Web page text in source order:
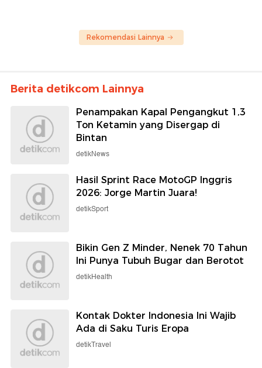
Rekomendasi Lainnya
Berita detikcom Lainnya
Penampakan Kapal Pengangkut 1,3
Ton Ketamin yang Disergap di
Bintan
detikNews
Hasil Sprint Race MotoGP Inggris
2026: Jorge Martin Juara!
detikSport
Bikin Gen Z Minder, Nenek 70 Tahun
Ini Punya Tubuh Bugar dan Berotot
detikHealth
Kontak Dokter Indonesia Ini Wajib
Ada di Saku Turis Eropa
detikTravel